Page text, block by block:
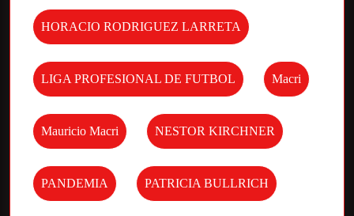
HORACIO RODRIGUEZ LARRETA
LIGA PROFESIONAL DE FUTBOL Macri
Mauricio Macri NESTOR KIRCHNER
PANDEMIA PATRICIA BULLRICH